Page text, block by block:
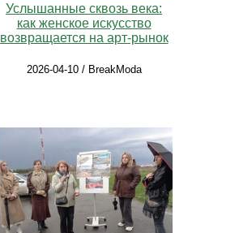
Услышанные сквозь века:
как женское искусство
возвращается на арт-рынок
2026-04-10 / BreakModa